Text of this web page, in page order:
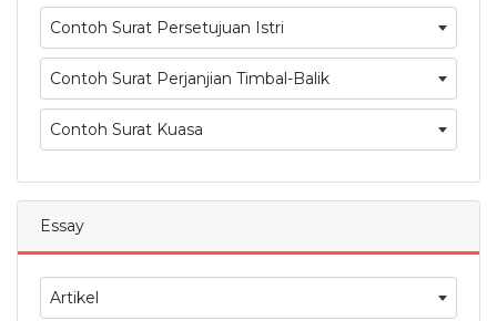
Contoh Surat Persetujuan Istri
Contoh Surat Perjanjian Timbal-Balik
Contoh Surat Kuasa
Essay
Artikel